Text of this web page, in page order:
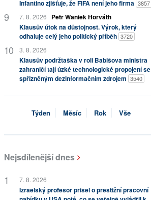
Infantino zjišťuje, že FIFA není jeho firma 3857
7. 8. 2026
Petr Waniek Horváth
Klausův útok na důstojnost. Výrok, který
odhaluje celý jeho politický příběh 3720
3. 8. 2026
Klausův podržtaška v roli Babišova ministra
zahraničí tají úzké technologické propojení se
spřízněným dezinformačním zdrojem 3540
Týden Měsíc Rok Vše
Nejsdílenější dnes
7. 8. 2026
Izraelský profesor přišel o prestižní pracovní